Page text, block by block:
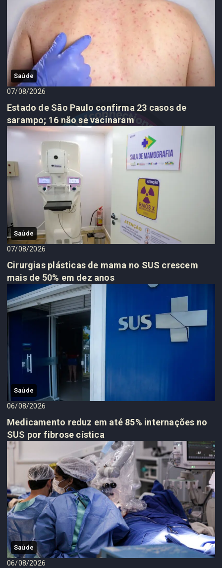
Saúde
07/08/2026
Estado de São Paulo confirma 23 casos de
sarampo; 16 não se vacinaram
Saúde
07/08/2026
Cirurgias plásticas de mama no SUS crescem
mais de 50% em dez anos
Saúde
06/08/2026
Medicamento reduz em até 85% internações no
SUS por fibrose cística
Saúde
06/08/2026